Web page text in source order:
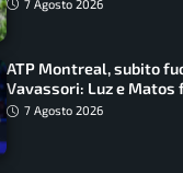
7 Agosto 2026
ATP Montreal, subito
Vavassori: Luz e
azzurri
7 Agosto 2026